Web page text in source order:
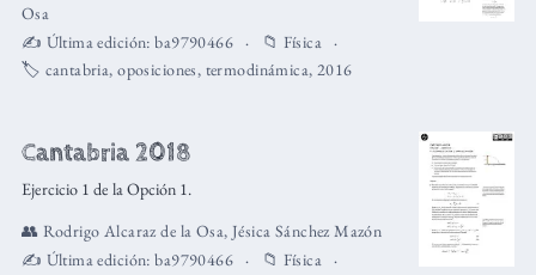
Osa
✍️ Última edición:ba9790466 📁 Física
🏷️ cantabria,oposiciones, termodinámica, 2016
Cantabria 2018
Ejercicio 1 de la Opción 1.
👥 Rodrigo Alcaraz de la Osa, Jésica Sánchez Mazón
✍️ Última edición:ba9790466 📁 Física